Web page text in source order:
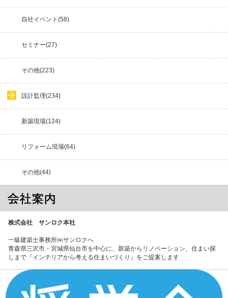
自社イベント(58)
セミナー(27)
その他(223)
設計監理(234)
新築現場(124)
リフォーム現場(64)
その他(44)
株式会社 サンロク本社
一級建築士事務所㈱サンロクへ
青森県三沢市・宮城県仙台市を中心に、新築からリノベーション、住まい探
しまで『インテリアから考える住まいづくり』をご提案します